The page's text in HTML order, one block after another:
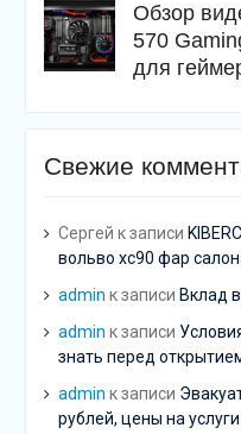
Обзор
570
для
Свежие
Сергей к записи
вольво хс90 фар
admin к записи Вклад
admin к записи
знать перед
admin к записи
рублей, цены на